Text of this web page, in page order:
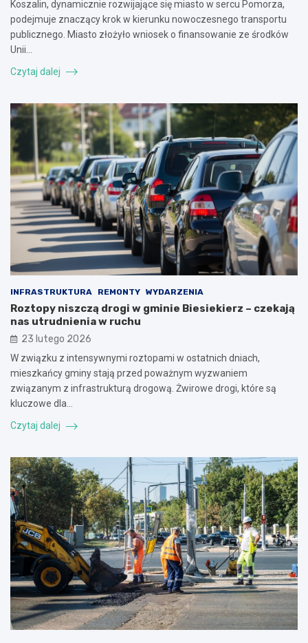
Koszalin, dynamicznie rozwijające się miasto w sercu Pomorza,
podejmuje znaczący krok w kierunku nowoczesnego transportu
publicznego. Miasto złożyło wniosek o finansowanie ze środków
Unii…
Czytaj dalej
INFRASTRUKTURA REMONTY WYDARZENIA
Roztopy niszczą drogi w gminie Biesiekierz – czekają
nas utrudnienia w ruchu
23 lutego 2026
W związku z intensywnymi roztopami w ostatnich dniach,
mieszkańcy gminy stają przed poważnym wyzwaniem
związanym z infrastrukturą drogową. Żwirowe drogi, które są
kluczowe dla…
Czytaj dalej